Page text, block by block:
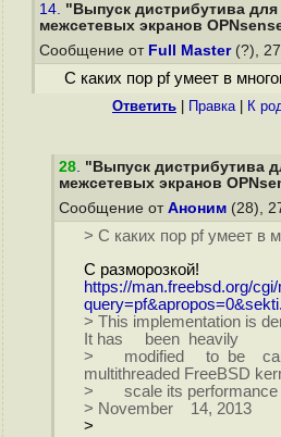
14. "Выпуск дистрибутива для
межсетевых экранов
Сообщение от Full Master(?),
С каких пор pf умеет в
Ответить Правка| К
28. "Выпуск дистрибутива
межсетевых экранов
Сообщение от Аноним (28),
> С каких пор pf умеет в
С разморозкой!
https://man.freebsd.org/
> This implementation is
It has been heavily
> modified to be
multithreaded FreeBSD
> scale its performance
> November 14, 2013
>